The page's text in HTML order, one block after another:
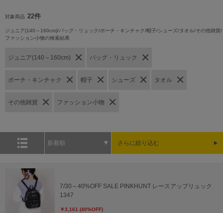
対象商品 22件
ジュニア(140～160cm)/バッグ・リュック/ポーチ・キンチャク/帽子/シューズ/タオル/その他雑貨/
ファッション小物の検索結果
ジュニア(140～160cm) バッグ・リュック
ポーチ・キンチャク 帽子 シューズ タオル
その他雑貨 ファッション小物
新着順 さらに絞り込む
7/30～40%OFF SALE PINKHUNT レースアップリュック
1347
￥3,161 (40%OFF)